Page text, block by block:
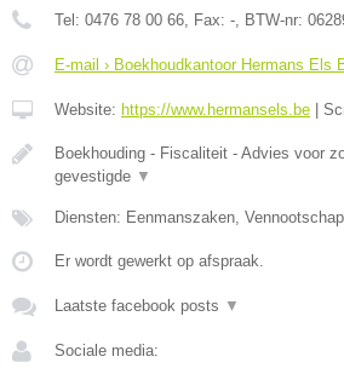
Tel: 0476 78 00 66, Fax: -, BTW-nr:
E-mail › Boekhoudkantoor Hermans Els
Website: https://www.hermansels.be
Boekhouding - Fiscaliteit - Advies voor
gevestigde ▼
Diensten: Eenmanszaken,
Er wordt gewerkt op afspraak.
Laatste facebook posts ▼
Sociale media: